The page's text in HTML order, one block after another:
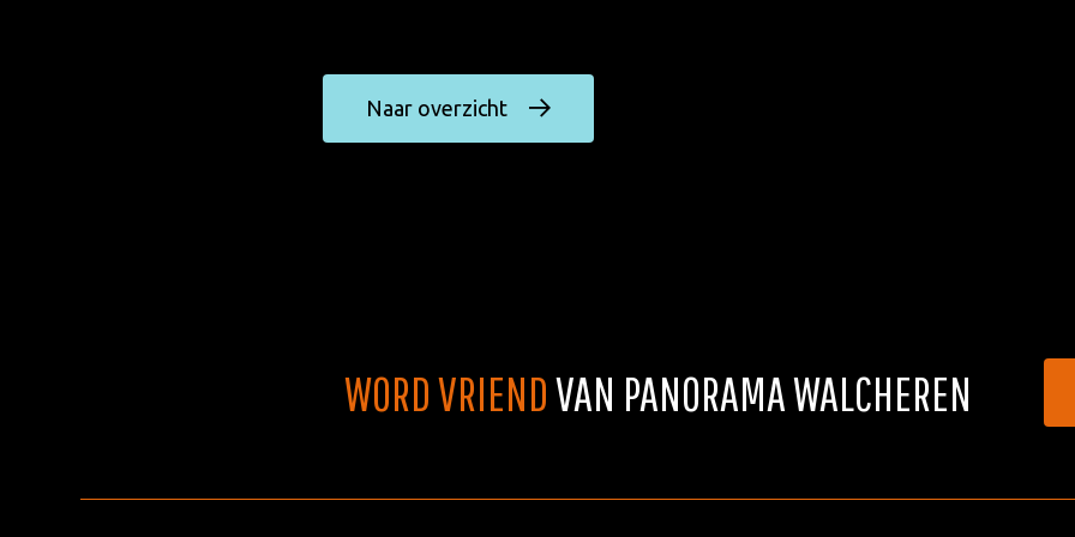
Naar overzicht
WORD VRIENDVAN PANORAMA WALCHEREN